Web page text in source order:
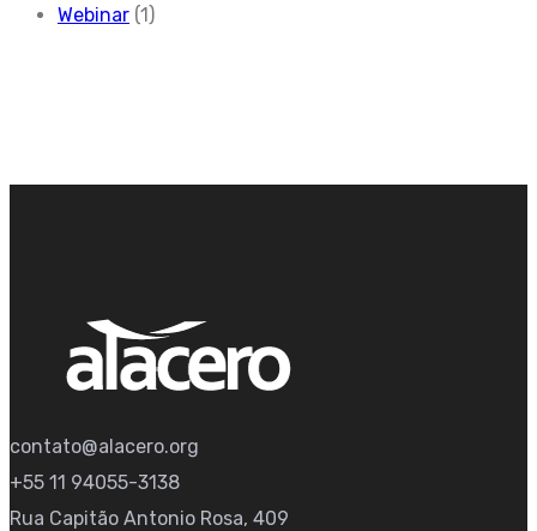
Webinar (1)
contato@alacero.org
+55 11 94055-3138
Rua Capitão Antonio Rosa, 409